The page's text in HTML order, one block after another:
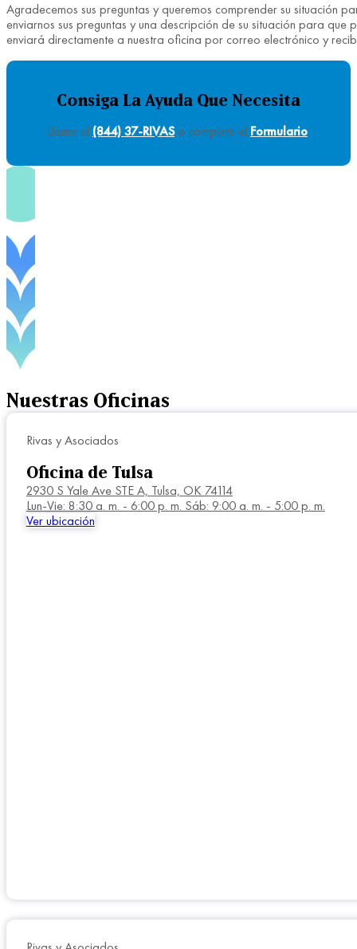
Agradecemos sus preguntas y queremos comprender su situación
enviarnos sus preguntas y una descripción de su situación para
enviará directamente a nuestra oficina por correo electrónico y
Consiga La Ayuda Que Necesita
Llame al (844) 37-RIVASo complete el Formulario.
Nuestras Oficinas
Rivas y Asociados
Oficina de Tulsa
2930 S Yale Ave STE A, Tulsa, OK 74114
Lun-Vie: 8:30 a. m. - 6:00 p. m. Sáb: 9:00 a. m. - 5:00 p. m.
Ver ubicación